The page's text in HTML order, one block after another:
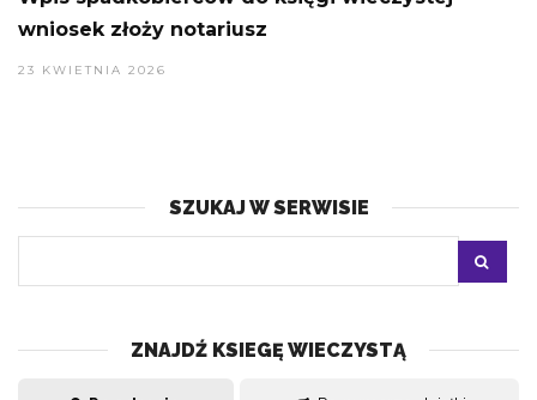
wniosek złoży notariusz
23 KWIETNIA 2026
SZUKAJ W SERWISIE
ZNAJDŹ KSIEGĘ WIECZYSTĄ